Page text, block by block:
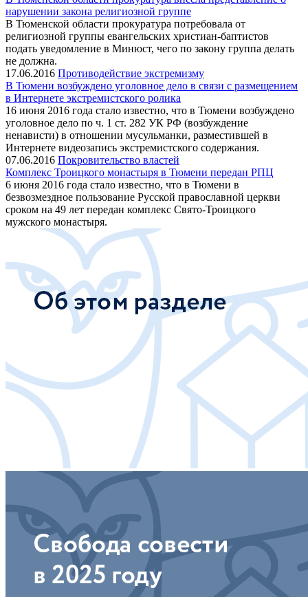
нарушении закона религиозной группе
В Тюменской области прокуратура потребовала от
религиозной группы евангельских христиан-баптистов
подать уведомление в Минюст, чего по закону группа делать
не должна.
17.06.2016 Противодействие экстремизму
В Тюмени возбуждено уголовное дело в связи с размещением
в Интернете экстремистского ролика
16 июня 2016 года стало известно, что в Тюмени возбуждено
уголовное дело по ч. 1 ст. 282 УК РФ (возбуждение
ненависти) в отношении мусульманки, разместившей в
Интернете видеозапись экстремистского содержания.
07.06.2016 Покровительство властей
Комплекс Троицкого монастыря в Тюмени передан РПЦ
6 июня 2016 года стало известно, что в Тюмени в
безвозмездное пользование Русской православной церкви
сроком на 49 лет передан комплекс Свято-Троицкого
мужского монастыря.